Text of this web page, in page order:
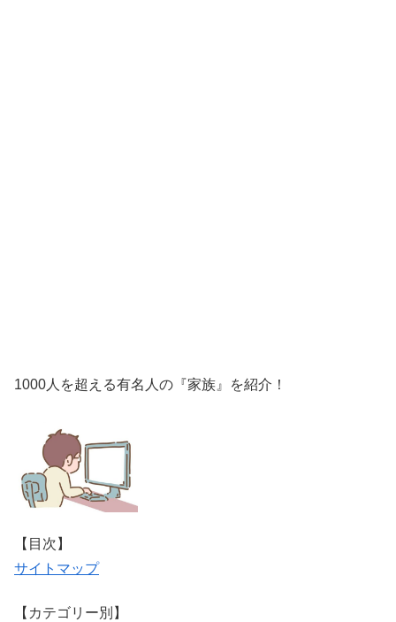
1000人を超える有名人の『家族』を紹介！
【目次】
サイトマップ
【カテゴリー別】